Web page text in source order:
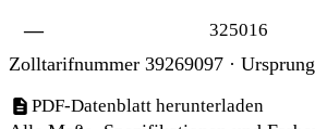
— 325016
Zolltarifnummer 39269097 ·
PDF-Datenblatt herunterladen